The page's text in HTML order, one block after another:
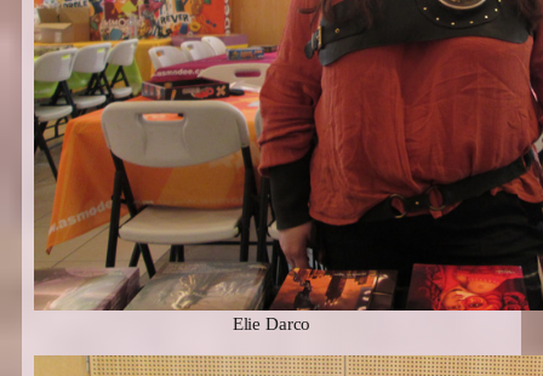
Elie Darco